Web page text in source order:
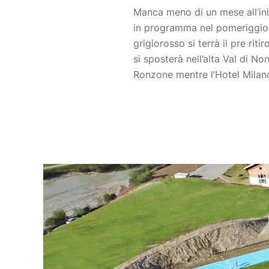
Manca meno di un mese
in programma nel
grigiorosso si terrà il pre
si sposterà nell’alta Val di
Ronzone mentre l’Hotel